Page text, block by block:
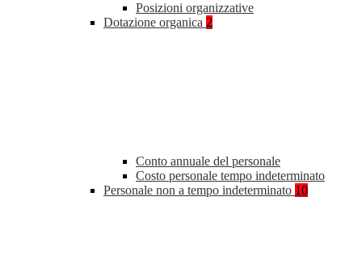
Posizioni organizzative
Dotazione organica 2
Conto annuale del personale
Costo personale tempo indeterminato
Personale non a tempo indeterminato 10